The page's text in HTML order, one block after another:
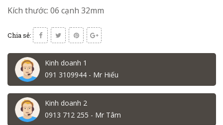
Kích thước: 06 cạnh 32mm
Chia sẻ:
Kinh doanh 1
091 3109944 - Mr Hiếu
Kinh doanh 2
0913 712 255 - Mr Tâm